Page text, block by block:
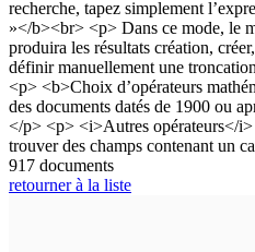
917 documents
retourner à la liste